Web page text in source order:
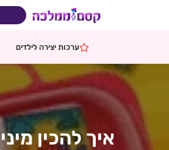
ערכות יצירה לילדים
איך להכין